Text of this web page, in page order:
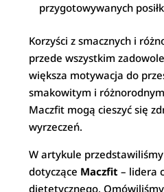
przygotowywanych
Korzyści z smacznych i
przede wszystkim
większa motywacja do
smakowitym i
Maczfit mogą cieszyć się
wyrzeczeń.
W artykule
dotyczące Maczfit – lidera
dietetycznego.